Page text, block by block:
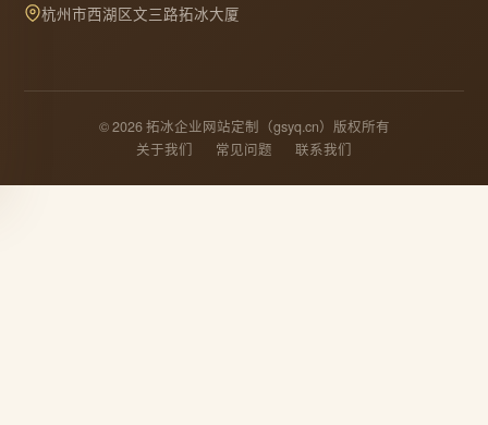
杭州市西湖区文三路拓冰大厦
© 2026 拓冰企业网站定制（gsyq.cn）版权所有
关于我们
常见问题 联系我们